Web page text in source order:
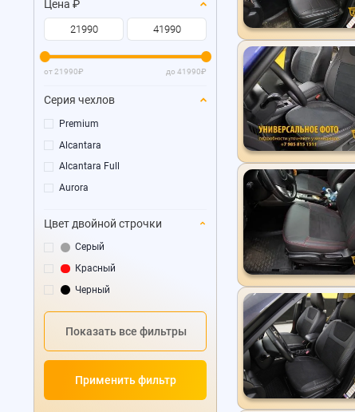
Цена₽
от21990₽ до41990₽
Серия чехлов
Premium
Alcantara
Alcantara Full
Aurora
Цвет двойной строчки
Серый
Красный
Черный
Показать все фильтры
Применить фильтр